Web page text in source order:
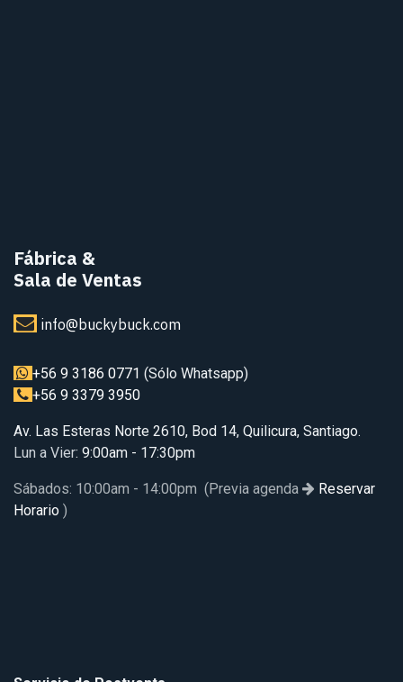
Fábrica &
Sala de Ventas
info@buckybuck.com
+56 9 3186 0771 (Sólo Whatsapp)
+56 9 3379 3950
Av. Las Esteras Norte 2610, Bod 14, Quilicura, Santiago.
Lun a Vier: 9:00am - 17:30pm
Sábados: 10:00am - 14:00pm (Previa agenda
Reservar
Horario )